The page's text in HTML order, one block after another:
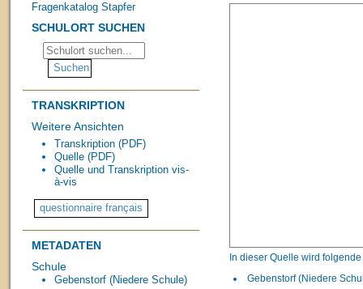
Fragenkatalog Stapfer
SCHULORT SUCHEN
TRANSKRIPTION
Weitere Ansichten
Transkription (PDF)
Quelle (PDF)
Quelle und Transkription vis-
à-vis
METADATEN
Schule
Gebenstorf (Niedere Schule)
In dieser Quelle wird
Gebenstorf (Niedere